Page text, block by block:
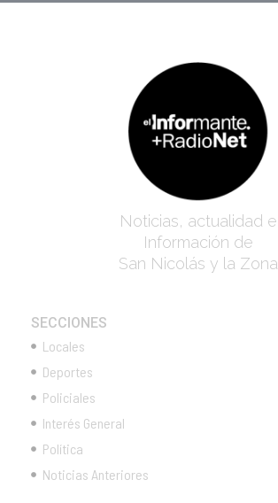
Noticias, actualidad e
Información de
San Nicolás y la Zona
SECCIONES
Locales
Deportes
Policiales
Interés General
Política
Noticias Anteriores